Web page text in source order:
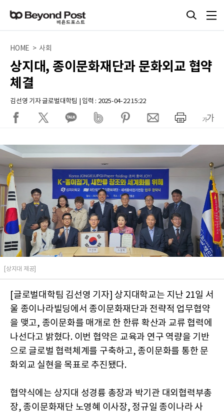
HOME > 사회
상지대, 종이문화재단과 문화외교 협약
체결
김선영 기자 글로벌대학팀 | 입력 : 2025-04-22 15:22
[상지대 제공]
[글로벌대학팀 김선영 기자] 상지대학교는 지난 21일 서
울 종이나라빌딩에서 종이문화재단과 전략적 업무협약
을 맺고, 종이문화를 매개로 한 한류 확산과 교류 협력에
나선다고 밝혔다. 이번 협약은 교육과 연구 역량을 기반
으로 글로벌 협력체계를 구축하고, 종이문화를 통한 문
화외교 실현을 목표로 추진됐다.
협약식에는 상지대 성경륭 총장과 박기관 대외협력부총
장, 종이문화재단 노영혜 이사장, 정규일 종이나라 사